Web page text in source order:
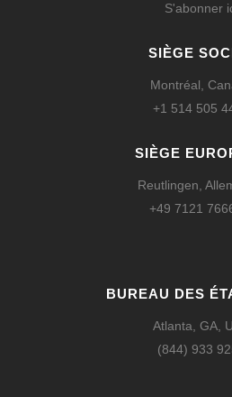
S'abonner
SIÈGE
Montréal,
+1 514 505
SIÈGE
Reutlingen,
+49 7121
BUREAU DES
Atlanta, GA,
(844) 933